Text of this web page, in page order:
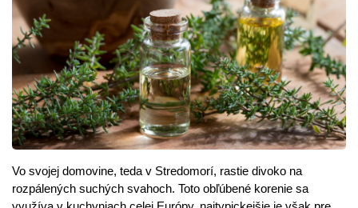
Vo svojej domovine, teda v Stredomorí, rastie divoko na
rozpálených suchých svahoch. Toto obľúbené korenie sa